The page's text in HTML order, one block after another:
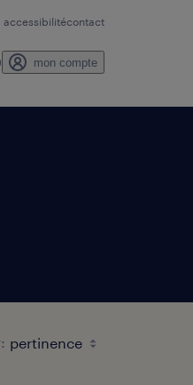
accessibilitécontact
mon compte